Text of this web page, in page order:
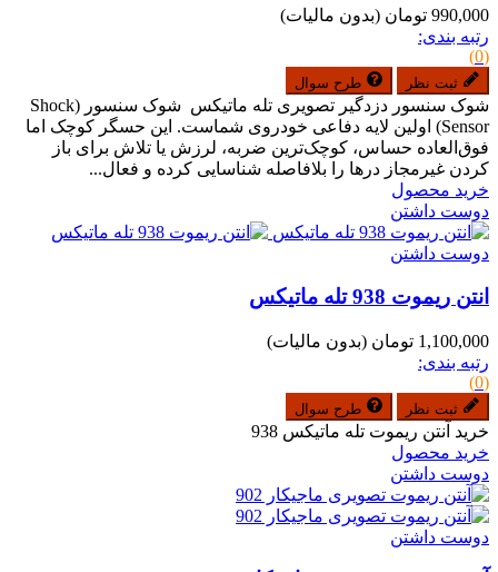
990,000 تومان
(بدون مالیات)
رتبه بندی:
(0)
ثبت نظر طرح سوال
شوک سنسور دزدگیر تصویری تله ماتیکس شوک سنسور (Shock
Sensor) اولین لایه دفاعی خودروی شماست. این حسگر کوچک اما
فوق‌العاده حساس، کوچک‌ترین ضربه، لرزش یا تلاش برای باز
کردن غیرمجاز درها را بلافاصله شناسایی کرده و فعال...
خرید محصول
دوست داشتن
دوست داشتن
انتن ریموت 938 تله ماتیکس
1,100,000 تومان
(بدون مالیات)
رتبه بندی:
(0)
ثبت نظر طرح سوال
خرید آنتن ریموت تله ماتیکس 938
خرید محصول
دوست داشتن
دوست داشتن